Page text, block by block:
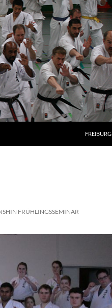
FREIBURG
FRÜHLINGSSEMINAR